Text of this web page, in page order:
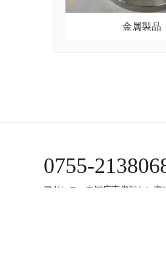
金属製品
0755-
アドレス：中国広東省深セン